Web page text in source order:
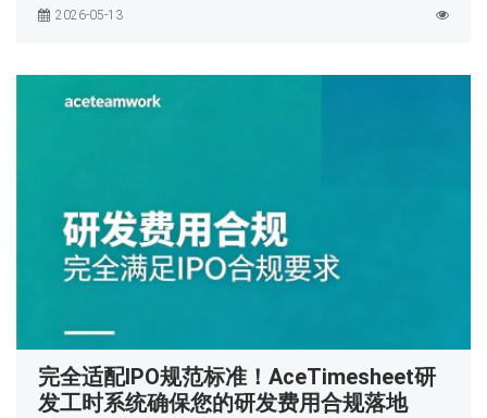
2026-05-13
完全适配IPO规范标准！AceTimesheet研
发工时系统确保您的研发费用合规落地